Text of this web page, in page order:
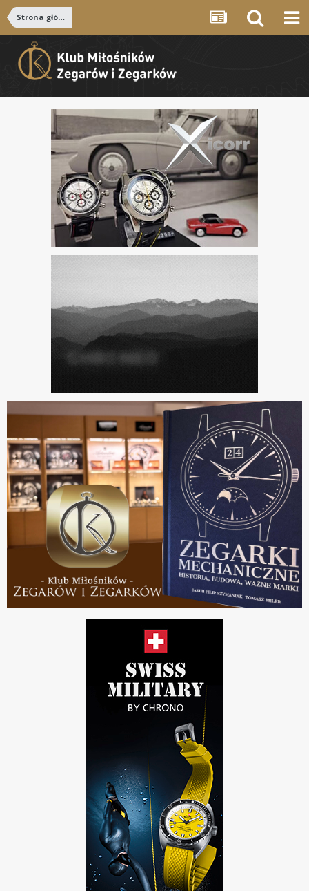
Strona główna